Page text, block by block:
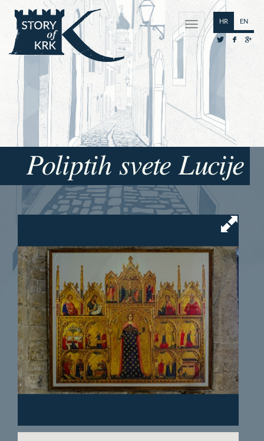
HR EN
Poliptih svete Lucije